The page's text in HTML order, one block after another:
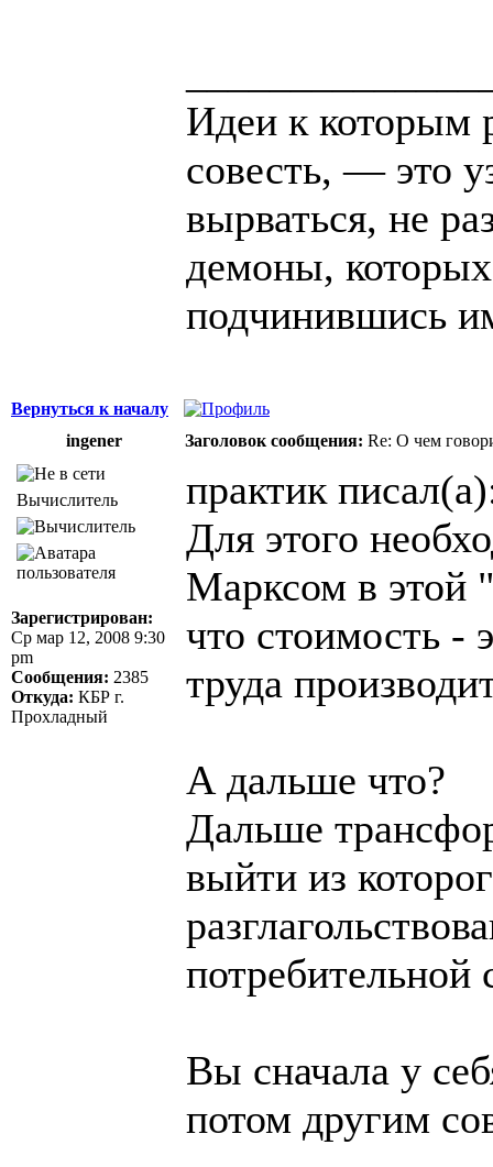
Идеи к которым
совесть, — это
вырваться, не
демоны,
подчинившись
Вернуться к началу
ingener
Заголовок сообщения: Re: О чем
Вычислитель
Зарегистрирован:
Ср мар 12, 2008 9:30
pm
Сообщения: 2385
Откуда: КБР г.
Прохладный
практик
Для этого
Марксом в этой
что стоимость -
труда
А дальше что?
Дальше
выйти из
потребительной
Вы сначала у
потом другим